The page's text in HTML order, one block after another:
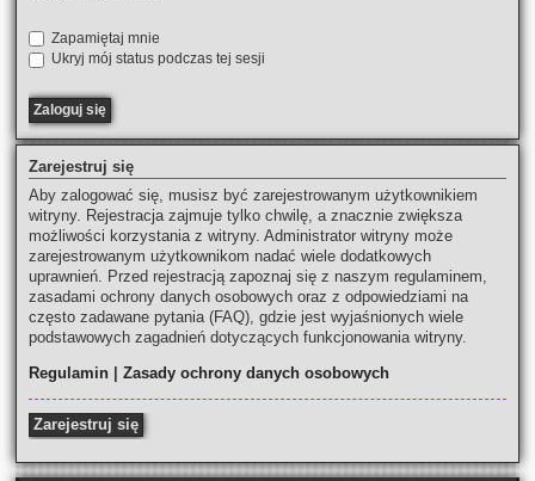
Zapamiętaj mnie
Ukryj mój status podczas tej sesji
Zarejestruj się
Aby zalogować się, musisz być zarejestrowanym użytkownikiem
witryny. Rejestracja zajmuje tylko chwilę, a znacznie zwiększa
możliwości korzystania z witryny. Administrator witryny może
zarejestrowanym użytkownikom nadać wiele dodatkowych
uprawnień. Przed rejestracją zapoznaj się z naszym regulaminem,
zasadami ochrony danych osobowych oraz z odpowiedziami na
często zadawane pytania (FAQ), gdzie jest wyjaśnionych wiele
podstawowych zagadnień dotyczących funkcjonowania witryny.
Regulamin| Zasady ochrony danych osobowych
Zarejestruj się